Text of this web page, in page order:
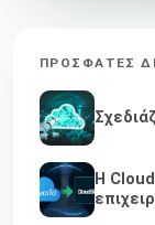
ΠΡΌΣΦΑΤΕΣ
Η